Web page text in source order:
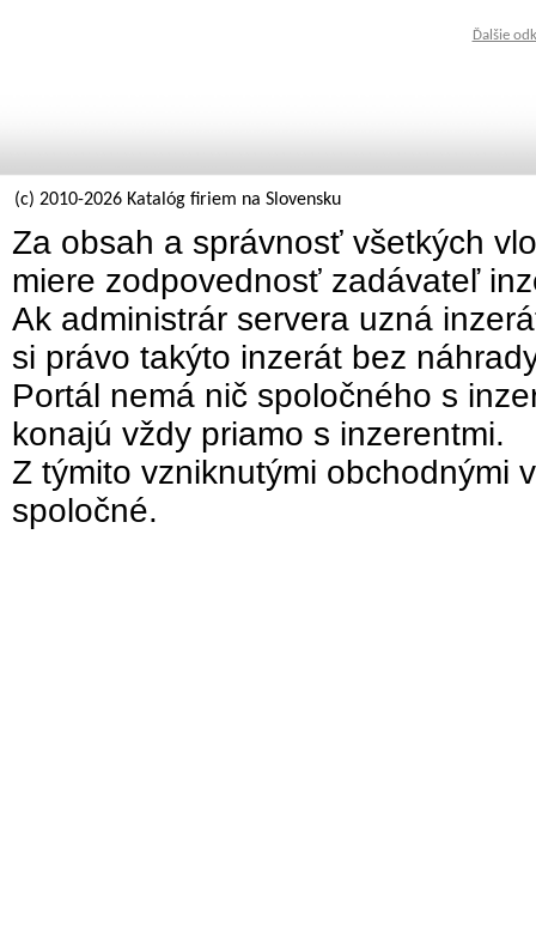
Ďalšie
(c) 2010-2026 Katalóg firiem na Slovensku
Za obsah a správnosť všetkých
miere zodpovednosť zadávateľ
Ak administrár servera uzná
si právo takýto inzerát bez
Portál nemá nič spoločného s
konajú vždy priamo s inzerentmi.
Z týmito vzniknutými obchodnými
spoločné.